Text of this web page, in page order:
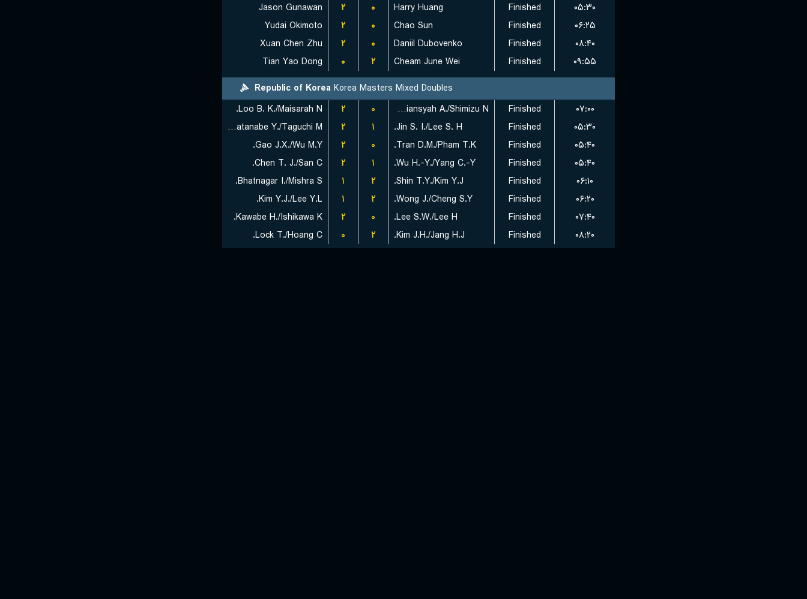
Jason Gunawan
۲ ۰ Harry Huang Finished
۰۵:۳۰
Yudai Okimoto
۲ ۰ Chao Sun Finished
۰۶:۲۵
Xuan Chen Zhu
۲ ۰ Daniil Dubovenko Finished
۰۸:۴۰
Tian Yao Dong
۰ ۲ Cheam June Wei Finished
۰۹:۵۵
Republic of Korea Korea Masters Mixed Doubles
Loo B. K./Maisarah N.
۲ ۰ Ramadiansyah A./Shimizu N. Finished
۰۷:۰۰
Watanabe Y./Taguchi M.
۲ ۱ Jin S. I./Lee S. H. Finished
۰۵:۳۰
Gao J.X./Wu M.Y.
۲ ۰ Tran D.M./Pham T.K. Finished
۰۵:۴۰
Chen T. J./San C.
۲ ۱ Wu H.-Y./Yang C.-Y. Finished
۰۵:۴۰
Bhatnagar I./Mishra S.
۱ ۲ Shin T.Y./Kim Y.J. Finished
۰۶:۱۰
Kim Y.J./Lee Y.L.
۱ ۲ Wong J./Cheng S.Y. Finished
۰۶:۲۰
Kawabe H./Ishikawa K.
۲ ۰ Lee S.W./Lee H. Finished
۰۷:۴۰
Lock T./Hoang C.
۰ ۲ Kim J.H./Jang H.J. Finished ۰۸:۲۰